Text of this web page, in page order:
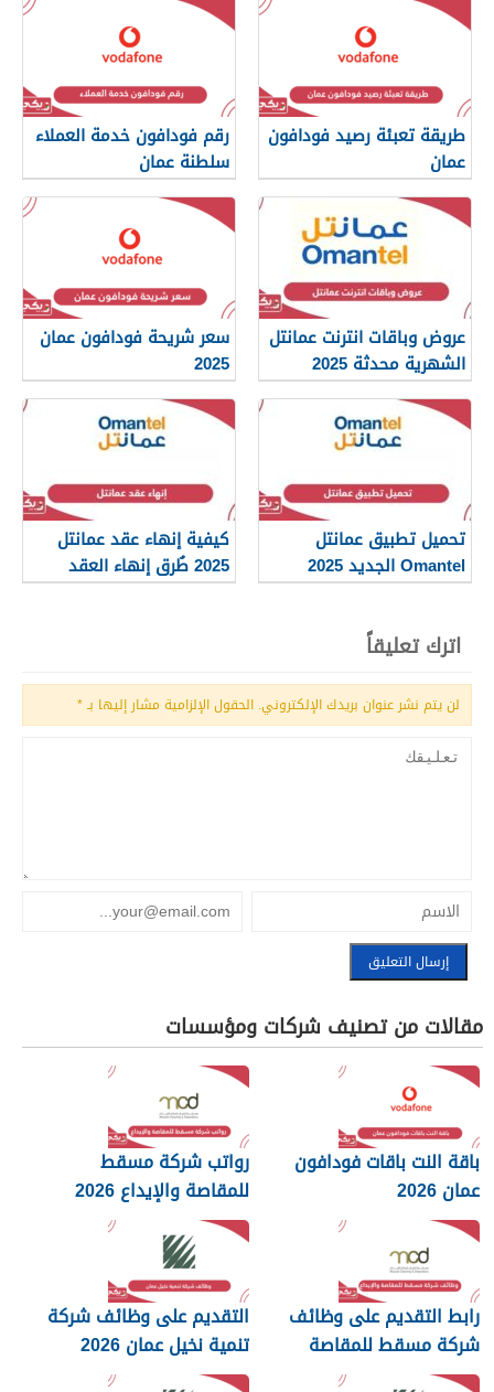
طريقة تعبئة رصيد فودافون
عمان
رقم فودافون خدمة العملاء
سلطنة عمان
عروض وباقات انترنت عمانتل
الشهرية محدثة 2025
سعر شريحة فودافون عمان
2025
تحميل تطبيق عمانتل
Omantel الجديد 2025
للآيفون والأندرويد
كيفية إنهاء عقد عمانتل
2025 طُرق إنهاء العقد
الصحيحة
اترك تعليقاً
لن يتم نشر عنوان بريدك الإلكتروني. الحقول الإلزامية مشار إليها بـ*
مقالات من تصنيف شركات ومؤسسات
باقة النت باقات فودافون
عمان 2026
رواتب شركة مسقط
للمقاصة والإيداع 2026
رابط التقديم على وظائف
شركة مسقط للمقاصة
والإيداع 2026
التقديم على وظائف شركة
تنمية نخيل عمان 2026